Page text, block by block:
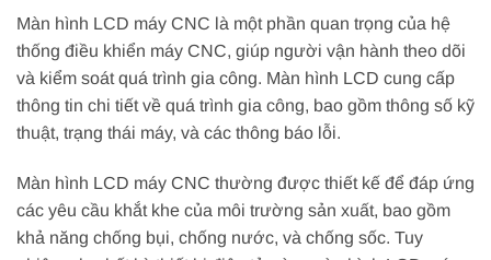
Màn hình LCD máy CNC là một phần quan trọng của hệ
thống điều khiển máy CNC, giúp người vận hành theo dõi
và kiểm soát quá trình gia công. Màn hình LCD cung cấp
thông tin chi tiết về quá trình gia công, bao gồm thông số kỹ
thuật, trạng thái máy, và các thông báo lỗi.
Màn hình LCD máy CNC thường được thiết kế để đáp ứng
các yêu cầu khắt khe của môi trường sản xuất, bao gồm
khả năng chống bụi, chống nước, và chống sốc. Tuy